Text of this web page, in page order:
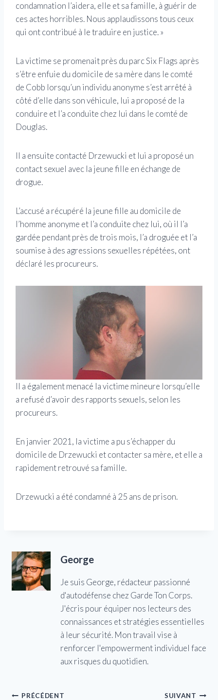
condamnation l’aidera, elle et sa famille, à guérir de
ces actes horribles. Nous applaudissons tous ceux
qui ont contribué à le traduire en justice. »
La victime se promenait près du parc Six Flags après
s’être enfuie du domicile de sa mère dans le comté
de Cobb lorsqu’un individu anonyme s’est arrêté à
côté d’elle dans son véhicule, lui a proposé de la
conduire et l’a conduite chez lui dans le comté de
Douglas.
Il a ensuite contacté Drzewucki et lui a proposé un
contact sexuel avec la jeune fille en échange de
drogue.
L’accusé a récupéré la jeune fille au domicile de
l’homme anonyme et l’a conduite chez lui, où il l’a
gardée pendant près de trois mois, l’a droguée et l’a
soumise à des agressions sexuelles répétées, ont
déclaré les procureurs.
Il a également menacé la victime mineure lorsqu’elle
a refusé d’avoir des rapports sexuels, selon les
procureurs.
En janvier 2021, la victime a pu s’échapper du
domicile de Drzewucki et contacter sa mère, et elle a
rapidement retrouvé sa famille.
Drzewucki a été condamné à 25 ans de prison.
George
Je suis George, rédacteur passionné
d'autodéfense chez Garde Ton Corps.
J'écris pour équiper nos lecteurs des
connaissances et stratégies essentielles
à leur sécurité. Mon travail vise à
renforcer l'empowerment individuel face
aux risques du quotidien.
PRÉCÉDENT SUIVANT